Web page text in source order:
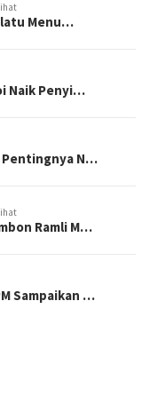
Menu…
Naik Penyi…
Pentingnya N…
Ramli M…
Sampaikan …